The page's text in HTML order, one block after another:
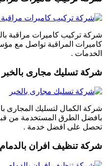
شركة تركيب كاميرات مراقبة
كاميرات المراقبة تواصل مع
الخدمات .
شركة تسليك مجارى بالخبر
شركة الكمال لتسليك المجارى
بافضل الطرق المستخدمة من
تحصل على افضل خدمة .
شركة تنظيف افران بالدمام